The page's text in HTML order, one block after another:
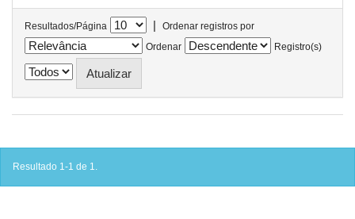
Resultados/Página |
Ordenar registros por
Ordenar
Registro(s)
Resultado 1-1 de 1.